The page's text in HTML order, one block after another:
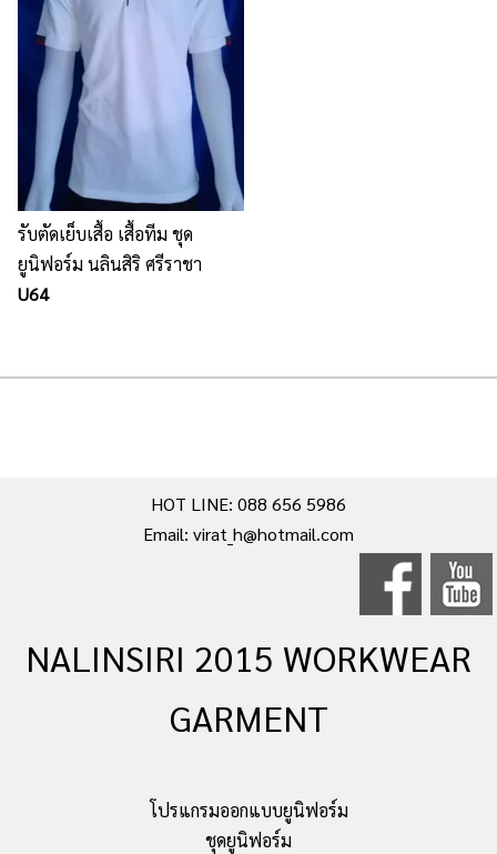
รับตัดเย็บเสื้อ เสื้อทีม ชุด
ยูนิฟอร์ม นลินสิริ ศรีราชา
U64
HOT LINE: 088 656 5986
Email: virat_h@hotmail.com
NALINSIRI 2015 WORKWEAR
GARMENT
โปรแกรมออกแบบยูนิฟอร์ม
ชุดยูนิฟอร์ม